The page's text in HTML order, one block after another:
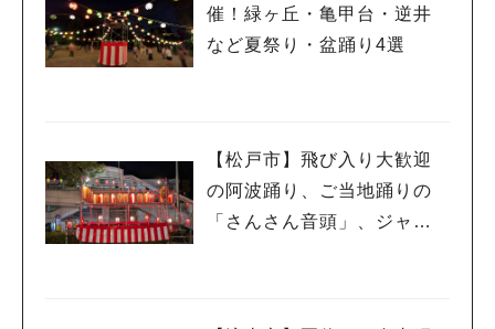
催！緑ヶ丘・亀甲台・逆井
など夏祭り・盆踊り4選
【松戸市】飛び入り大歓迎
の阿波踊り、ご当地踊りの
「さんさん音頭」、ジャ